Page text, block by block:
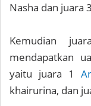
Nasha dan juara
Kemudian
mendapatkan
yaitu juara 1
khairurina, dan